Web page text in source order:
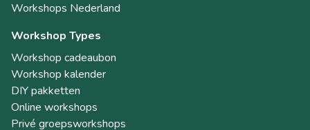
Workshops Nederland
Workshop Types
Workshop cadeaubon
Workshop kalender
DIY pakketten
Online workshops
Privé groepsworkshops